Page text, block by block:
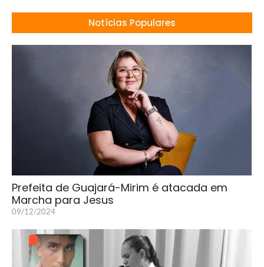
Notícias Populares
Prefeita de Guajará-Mirim é atacada em
Marcha para Jesus
09/12/2024